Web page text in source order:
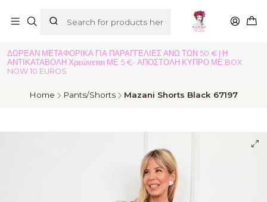
ΔΩΡΕΑΝ ΜΕΤΑΦΟΡΙΚΑ ΓΙΑ ΠΑΡΑΓΓΕΛΙΕΣ ΑΝΩ ΤΩΝ 50 € | Η
ΑΝΤΙΚΑΤΑΒΟΛΗ Χρεώνεται ΜΕ 5 €- ΑΠΟΣΤΟΛΗ ΚΥΠΡΟ ΜΕ BOX
NOW 10 EUROS
Home Pants/Shorts Mazani Shorts Black 67197